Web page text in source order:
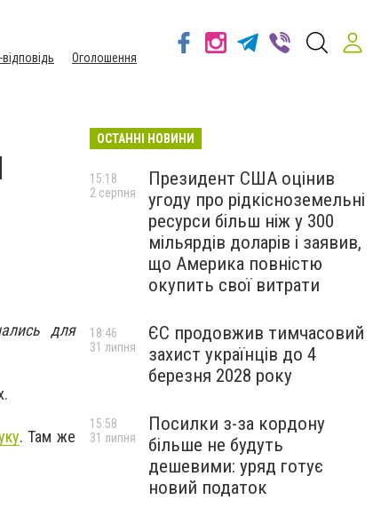
Оголошення
для
. Там же
ОСТАННІ НОВИНИ
Президент США оцінив
угоду про рідкісноземельні
ресурси більш ніж у 300
мільярдів доларів і заявив,
що Америка повністю
окупить свої витрати
15:18
2 серпня
ЄС продовжив тимчасовий
захист українців до 4
березня 2028 року
18:46
31 липня
Посилки з-за кордону
більше не будуть
дешевими: уряд готує
новий податок
15:58
31 липня